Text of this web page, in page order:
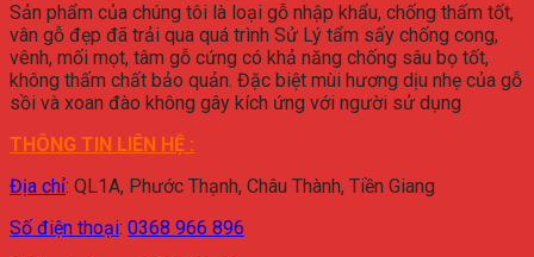
Sản phẩm của chúng tôi là loại gỗ nhập khẩu, chống thấm tốt,
vân gỗ đẹp đã trải qua quá trình Sử Lý tẩm sấy chống cong,
vênh, mối mọt, tâm gỗ cứng có khả năng chống sâu bọ tốt,
không thấm chất bảo quản. Đặc biệt mùi hương dịu nhẹ của gỗ
sồi và xoan đào không gây kích ứng với người sử dụng
THÔNG TIN LIÊN HỆ :
Địa chỉ: QL1A, Phước Thạnh, Châu Thành, Tiền Giang
Số điện thoại: 0368 966 896